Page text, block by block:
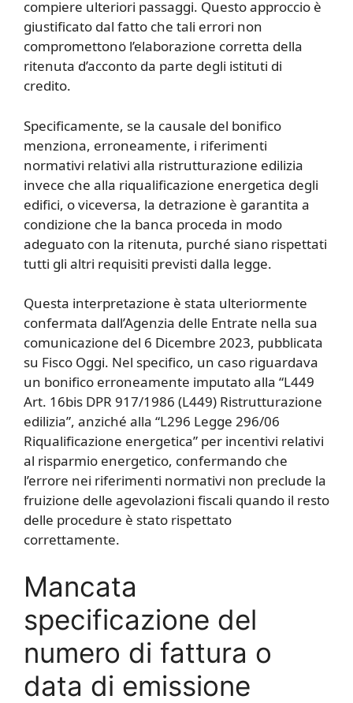
compiere ulteriori passaggi. Questo approccio è
giustificato dal fatto che tali errori non
compromettono l’elaborazione corretta della
ritenuta d’acconto da parte degli istituti di
credito.
Specificamente, se la causale del bonifico
menziona, erroneamente, i riferimenti
normativi relativi alla ristrutturazione edilizia
invece che alla riqualificazione energetica degli
edifici, o viceversa, la detrazione è garantita a
condizione che la banca proceda in modo
adeguato con la ritenuta, purché siano rispettati
tutti gli altri requisiti previsti dalla legge.
Questa interpretazione è stata ulteriormente
confermata dall’Agenzia delle Entrate nella sua
comunicazione del 6 Dicembre 2023, pubblicata
su Fisco Oggi. Nel specifico, un caso riguardava
un bonifico erroneamente imputato alla “L449
Art. 16bis DPR 917/1986 (L449) Ristrutturazione
edilizia”, anziché alla “L296 Legge 296/06
Riqualificazione energetica” per incentivi relativi
al risparmio energetico, confermando che
l’errore nei riferimenti normativi non preclude la
fruizione delle agevolazioni fiscali quando il resto
delle procedure è stato rispettato
correttamente.
Mancata
specificazione del
numero di fattura o
data di emissione